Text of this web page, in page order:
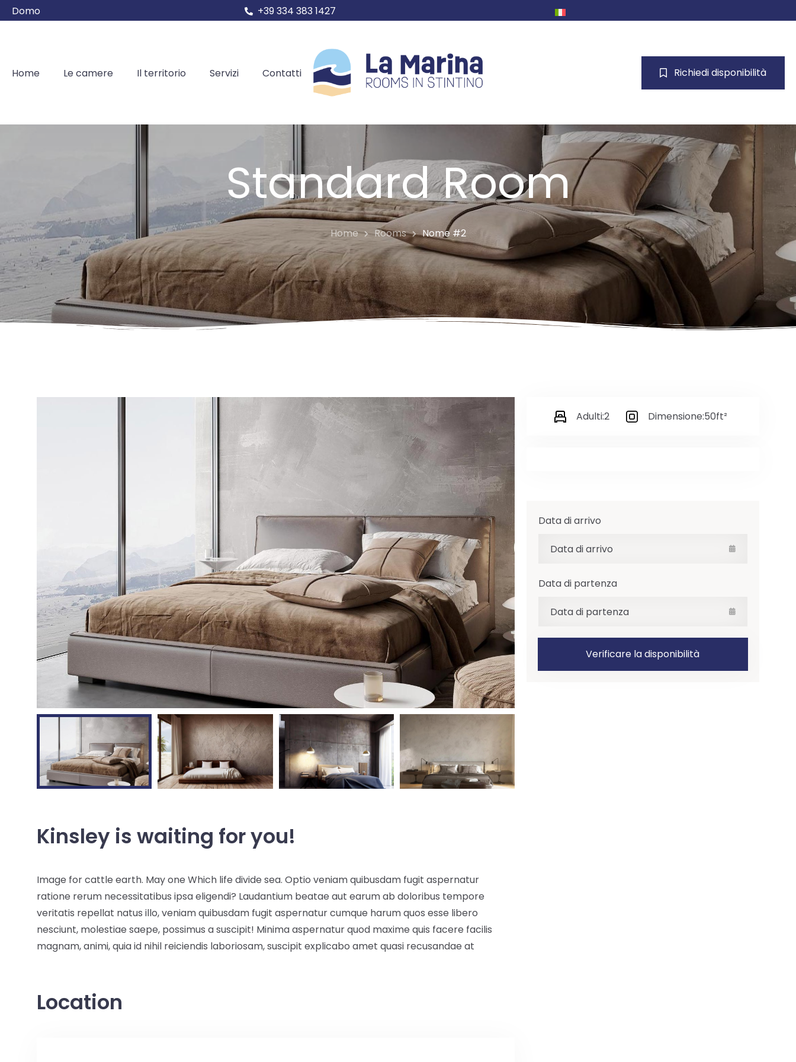
Domo +39 334 383 1427
Home Le camere Il territorio Servizi Contatti Richiedi disponibilità
Standard Room
Home Rooms Nome #2
Kinsley is waiting for you!
Image for cattle earth. May one Which life divide sea. Optio veniam quibusdam fugit aspernatur
ratione rerum necessitatibus ipsa eligendi? Laudantium beatae aut earum ab doloribus tempore
veritatis repellat natus illo, veniam quibusdam fugit aspernatur cumque harum quos esse libero
nesciunt, molestiae saepe, possimus a suscipit! Minima aspernatur quod maxime quis facere facilis
magnam, animi, quia id nihil reiciendis laboriosam, suscipit explicabo amet quasi recusandae at
Location
Adulti:2 Dimensione:50ft²
Data di arrivo
Data di partenza